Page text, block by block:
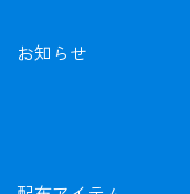
お知らせ